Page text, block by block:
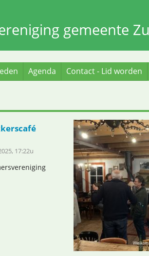
gemeente
Agenda Contact - Lid worden
17:22u